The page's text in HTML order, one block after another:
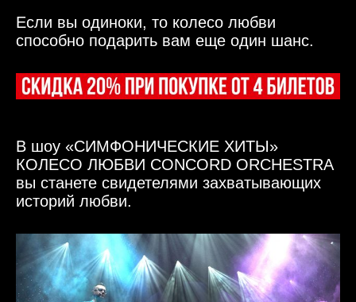
Если вы одиноки, то колесо любви
способно подарить вам еще один шанс.
В шоу «СИМФОНИЧЕСКИЕ ХИТЫ»
КОЛЕСО ЛЮБВИ CONCORD ORCHESTRA
вы станете свидетелями захватывающих
историй любви.